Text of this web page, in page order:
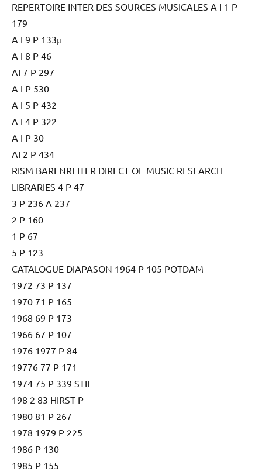
REPERTOIRE INTER DES SOURCES MUSICALES A I 1 P
179
A I 9 P 133µ
A I 8 P 46
AI 7 P 297
A I P 530
A I 5 P 432
A I 4 P 322
A I P 30
AI 2 P 434
RISM BARENREITER DIRECT OF MUSIC RESEARCH
LIBRARIES 4 P 47
3 P 236 A 237
2 P 160
1 P 67
5 P 123
CATALOGUE DIAPASON 1964 P 105 POTDAM
1972 73 P 137
1970 71 P 165
1968 69 P 173
1966 67 P 107
1976 1977 P 84
19776 77 P 171
1974 75 P 339 STIL
198 2 83 HIRST P
1980 81 P 267
1978 1979 P 225
1986 P 130
1985 P 155